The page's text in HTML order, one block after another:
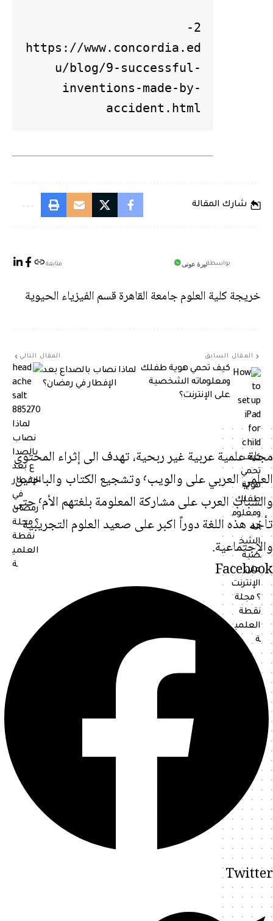
2-
https://www.concordia.ed
u/blog/9-successful-
inventions-made-by-
accident.html
شارك المقالة
بواسطةنيرة عونى متابعة
خريجة كلية العلوم جامعة القاهرة قسم الفيزياء الحيوية
المقال السابق
كيف تحمي هوية طفلك
ومعلوماته الشخصية
على الإنترنت؟
المقال التالي
لماذا نصاب بالصداع بعد
الإفطار في رمضان؟
مجلة علمية عربية غير ربحية، تهدف الى إثراء المحتوى
العلمي العربي على والويب٬ وتشجيع الكتاب والباحثين
والشباب العرب على مشاركة المعلومة بلغتهم الأم٬ حتى
تأخد هذه اللغة دوراً اكبر على صعيد العلوم التجريبية
والإجتماعية.
Facebook
Twitter